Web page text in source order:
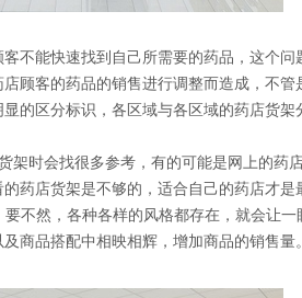
能快速找到自己所需要的药品，这个问
顾客的药品的销售进行调整而造成，不管
的区分标识，各区域与各区域的药店货架
时会找很多参考，有的可能是网上的药
药店货架是不够的，适合自己的药店才是
不然，各种各样的风格都存在，就会让一
商品搭配中相映相辉，增加商品的销售量。